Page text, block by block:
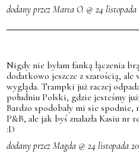
dodany przez Marta O. @ 24 listopada
Nigdy nie byłam fanką łączenia
dodatkowo jeszcze z szarością,
wygląda. Trampki już raczej
południu Polski, gdzie jesteśmy
Bardzo spodobały mi sie spodnie,
P&B, ale jak byś znalazła Kasiu nr
:D
dodany przez Magda @ 24 listopada